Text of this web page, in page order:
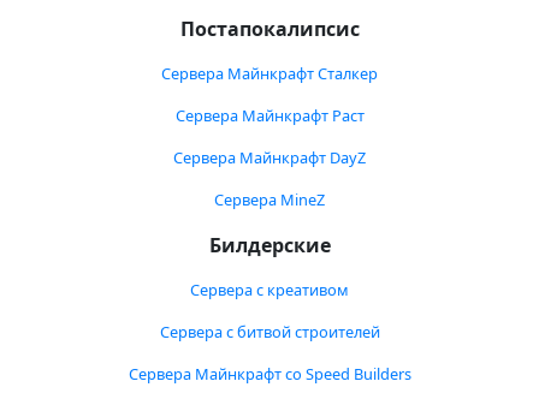
Постапокалипсис
Сервера Майнкрафт Сталкер
Сервера Майнкрафт Раст
Сервера Майнкрафт DayZ
Сервера MineZ
Билдерские
Сервера с креативом
Сервера с битвой строителей
Сервера Майнкрафт со Speed Builders